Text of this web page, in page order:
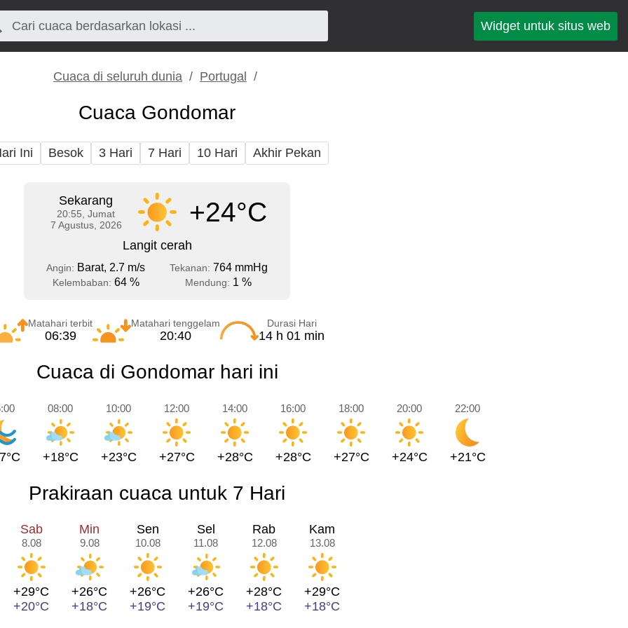
Widget untuk situs web
Cuaca di seluruh dunia Portugal
Cuaca Gondomar
Ini Besok 3 Hari 7 Hari 10 Hari Akhir Pekan
Sekarang
20:55, Jumat
7 Agustus, 2026
+24°C
Langit cerah
Angin: Barat, 2.7 m/s Tekanan: 764 mmHg
Kelembaban: 64 % Mendung: 1 %
Matahari terbit
06:39
Matahari tenggelam
20:40
Durasi Hari
14 h 01 min
Cuaca di Gondomar hari ini
08:00
+18°C
10:00
+23°C
12:00
+27°C
14:00
+28°C
16:00
+28°C
18:00
+27°C
20:00
+24°C
22:00
+21°C
Prakiraan cuaca untuk 7 Hari
Sab
8.08
+29°C
+20°C
Min
9.08
+26°C
+18°C
Sen
10.08
+26°C
+19°C
Sel
11.08
+26°C
+19°C
Rab
12.08
+28°C
+18°C
Kam
13.08
+29°C
+18°C